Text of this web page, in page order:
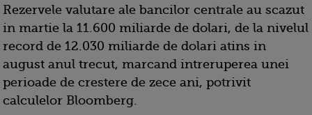
Rezervele valutare ale bancilor centrale au scazut
in martie la 11.600 miliarde de dolari, de la nivelul
record de 12.030 miliarde de dolari atins in
august anul trecut, marcand intreruperea unei
perioade de crestere de zece ani, potrivit
calculelor Bloomberg.